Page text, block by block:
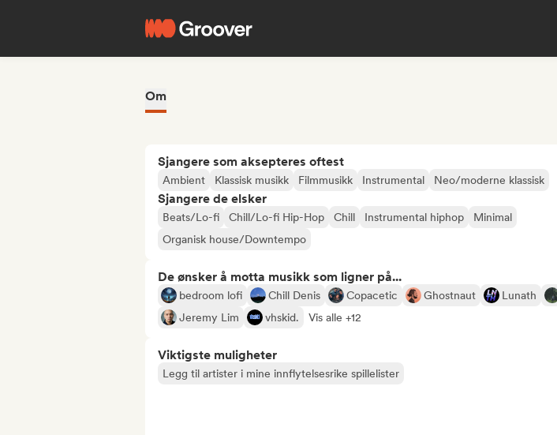
Om
Sjangere som aksepteres oftest
Ambient Klassisk musikk Filmmusikk Instrumental Neo/moderne klassisk
Sjangere de elsker
Beats/Lo-fi Chill/Lo-fi Hip-Hop Chill Instrumental hiphop
Minimal
Organisk house/Downtempo
De ønsker å motta musikk som ligner på...
bedroom lofi Chill Denis Copacetic Ghostnaut Lunath
Jeremy Lim
vhskid. Vis alle +12
Viktigste muligheter
Legg til artister i mine innflytelsesrike spillelister